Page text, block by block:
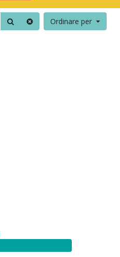
Ordinare per